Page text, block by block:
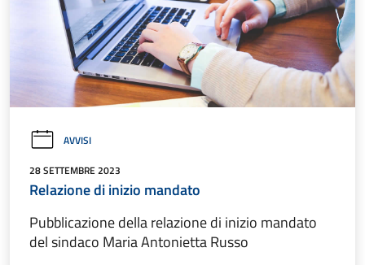
AVVISI
28 SETTEMBRE 2023
Relazione di inizio mandato
Pubblicazione della relazione di inizio mandato
del sindaco Maria Antonietta Russo